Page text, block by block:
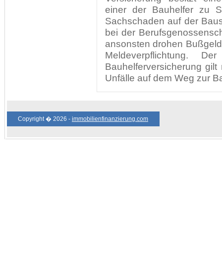
einer der Bauhelfer zu
Sachschaden auf der
bei der
ansonsten drohen
Meldeverpflichtung.
Bauhelferversicherung
Unfälle auf dem Weg zur
Copyright � 2026 - immobilienfinanzierung.com